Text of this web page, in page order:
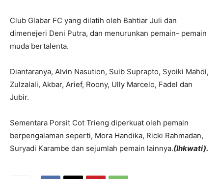
Club Glabar FC yang dilatih oleh Bahtiar Juli dan
dimenejeri Deni Putra, dan menurunkan pemain- pemain
muda bertalenta.
Diantaranya, Alvin Nasution, Suib Suprapto, Syoiki Mahdi,
Zulzalali, Akbar, Arief, Roony, Ully Marcelo, Fadel dan
Jubir.
Sementara Porsit Cot Trieng diperkuat oleh pemain
berpengalaman seperti, Mora Handika, Ricki Rahmadan,
Suryadi Karambe dan sejumlah pemain lainnya.(Ihkwati).